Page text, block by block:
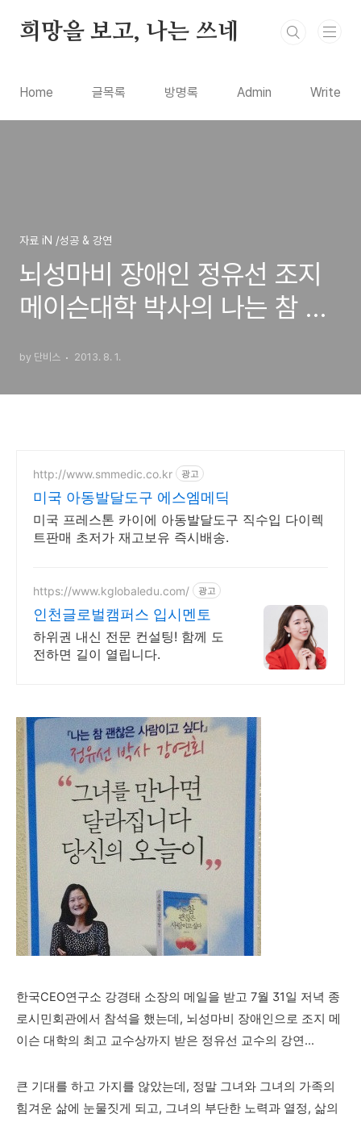
희망을 보고, 나는 쓰네
Home 글목록 방명록 Admin Write
자료 iN /성공 & 강연
뇌성마비 장애인 정유선 조지
메이슨대학 박사의 나는 참 괜
by 단비스 2013. 8. 1.
http://www.smmedic.co.kr 광고
미국 아동발달도구 에스엠메딕
미국 프레스톤 카이에 아동발달도구 직수입 다이렉
트판매 초저가 재고보유 즉시배송.
https://www.kglobaledu.com/ 광고
인천글로벌캠퍼스 입시멘토
하위권 내신 전문 컨설팅! 함께 도
전하면 길이 열립니다.
한국CEO연구소 강경태 소장의 메일을 받고 7월 31일 저녁 종
로시민회관에서 참석을 했는데, 뇌성마비 장애인으로 조지 메
이슨 대학의 최고 교수상까지 받은 정유선 교수의 강연...
큰 기대를 하고 가지를 않았는데, 정말 그녀와 그녀의 가족의
힘겨운 삶에 눈물짓게 되고, 그녀의 부단한 노력과 열정, 삶의